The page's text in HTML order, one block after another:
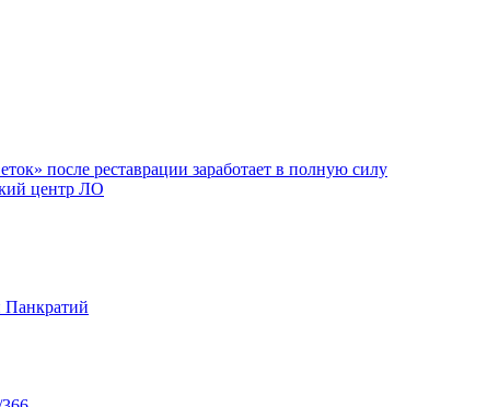
после реставрации заработает в полную силу
центр ЛО
Панкратий